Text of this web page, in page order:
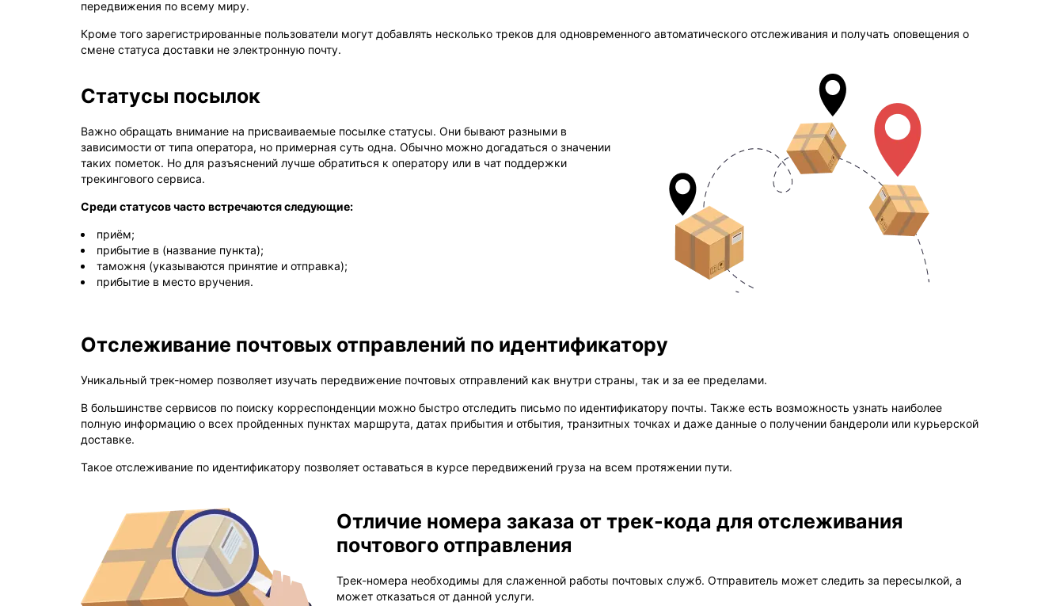
передвижения по всему миру.
Кроме того зарегистрированные пользователи могут добавлять несколько треков для одновременного автоматического отслеживания и получать оповещения о
смене статуса доставки не электронную почту.
Статусы посылок
Важно обращать внимание на присваиваемые посылке статусы. Они бывают разными в
зависимости от типа оператора, но примерная суть одна. Обычно можно догадаться о значении
таких пометок. Но для разъяснений лучше обратиться к оператору или в чат поддержки
трекингового сервиса.
Среди статусов часто встречаются следующие:
приём;
прибытие в (название пункта);
таможня (указываются принятие и отправка);
прибытие в место вручения.
Отслеживание почтовых отправлений по идентификатору
Уникальный трек-номер позволяет изучать передвижение почтовых отправлений как внутри страны, так и за ее пределами.
В большинстве сервисов по поиску корреспонденции можно быстро отследить письмо по идентификатору почты. Также есть возможность узнать наиболее
полную информацию о всех пройденных пунктах маршрута, датах прибытия и отбытия, транзитных точках и даже данные о получении бандероли или курьерской
доставке.
Такое отслеживание по идентификатору позволяет оставаться в курсе передвижений груза на всем протяжении пути.
Отличие номера заказа от трек-кода для отслеживания
почтового отправления
Трек-номера необходимы для слаженной работы почтовых служб. Отправитель может следить за пересылкой, а
может отказаться от данной услуги.